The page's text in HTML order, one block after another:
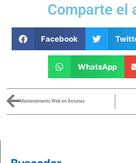
Comparte el
Facebook
WhatsApp
Mantenimiento Web en Asturias